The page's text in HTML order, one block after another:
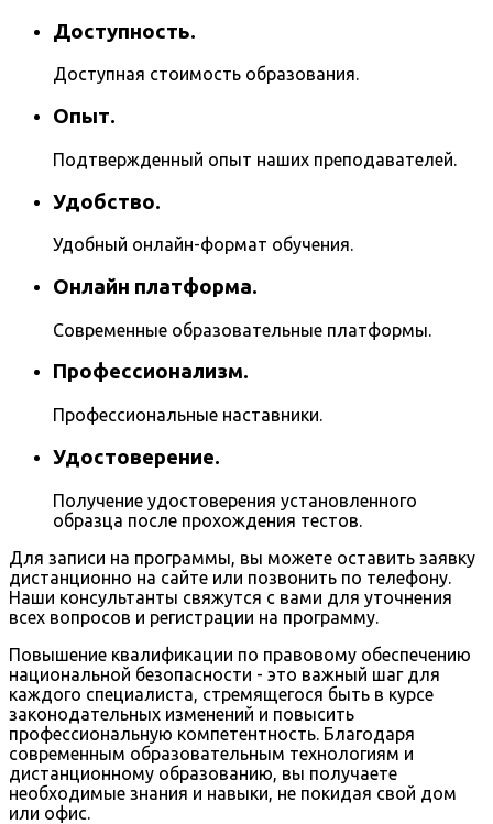
Доступность.
Доступная стоимость образования.
Опыт.
Подтвержденный опыт наших преподавателей.
Удобство.
Удобный онлайн-формат обучения.
Онлайн платформа.
Современные образовательные платформы.
Профессионализм.
Профессиональные наставники.
Удостоверение.
Получение удостоверения установленного
образца после прохождения тестов.
Для записи на программы, вы можете оставить заявку
дистанционно на сайте или позвонить по телефону.
Наши консультанты свяжутся с вами для уточнения
всех вопросов и регистрации на программу.
Повышение квалификации по правовому обеспечению
национальной безопасности - это важный шаг для
каждого специалиста, стремящегося быть в курсе
законодательных изменений и повысить
профессиональную компетентность. Благодаря
современным образовательным технологиям и
дистанционному образованию, вы получаете
необходимые знания и навыки, не покидая свой дом
или офис.